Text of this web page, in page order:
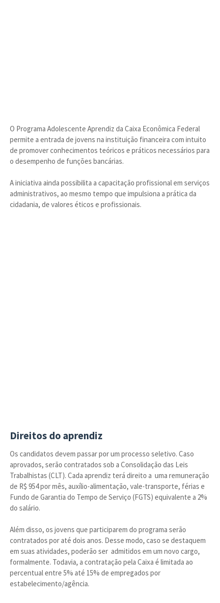
O Programa Adolescente Aprendiz da Caixa Econômica Federal
permite a entrada de jovens na instituição financeira com intuito
de promover conhecimentos teóricos e práticos necessários para
o desempenho de funções bancárias.
A iniciativa ainda possibilita a capacitação profissional em serviços
administrativos, ao mesmo tempo que impulsiona a prática da
cidadania, de valores éticos e profissionais.
Direitos do aprendiz
Os candidatos devem passar por um processo seletivo. Caso
aprovados, serão contratados sob a Consolidação das Leis
Trabalhistas (CLT). Cada aprendiz terá direito a uma remuneração
de R$ 954 por mês, auxílio-alimentação, vale-transporte, férias e
Fundo de Garantia do Tempo de Serviço (FGTS) equivalente a 2%
do salário.
Além disso, os jovens que participarem do programa serão
contratados por até dois anos. Desse modo, caso se destaquem
em suas atividades, poderão ser admitidos em um novo cargo,
formalmente. Todavia, a contratação pela Caixa é limitada ao
percentual entre 5% até 15% de empregados por
estabelecimento/agência.